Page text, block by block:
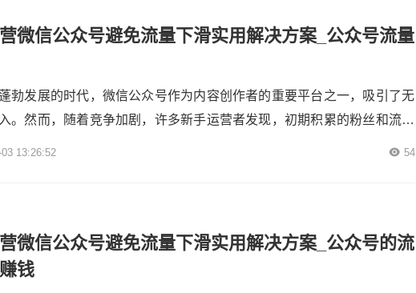
微信公众号避免流量下滑实用解决方案_公众号流量
勃发展的时代，微信公众号作为内容创作者的重要平台之一，吸引了无
。然而，随着竞争加剧，许多新手运营者发现，初期积累的粉丝和流量
一、提升内容质...
03 13:26:52 54
微信公众号避免流量下滑实用解决方案_公众号的流
钱